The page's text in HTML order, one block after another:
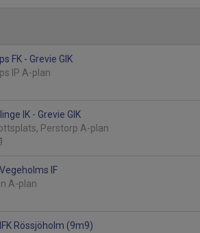
FK - Grevie GIK
IP A-plan
IK - Grevie GIK
Perstorp A-plan
IF
A-plan
Rössjöholm (9m9)